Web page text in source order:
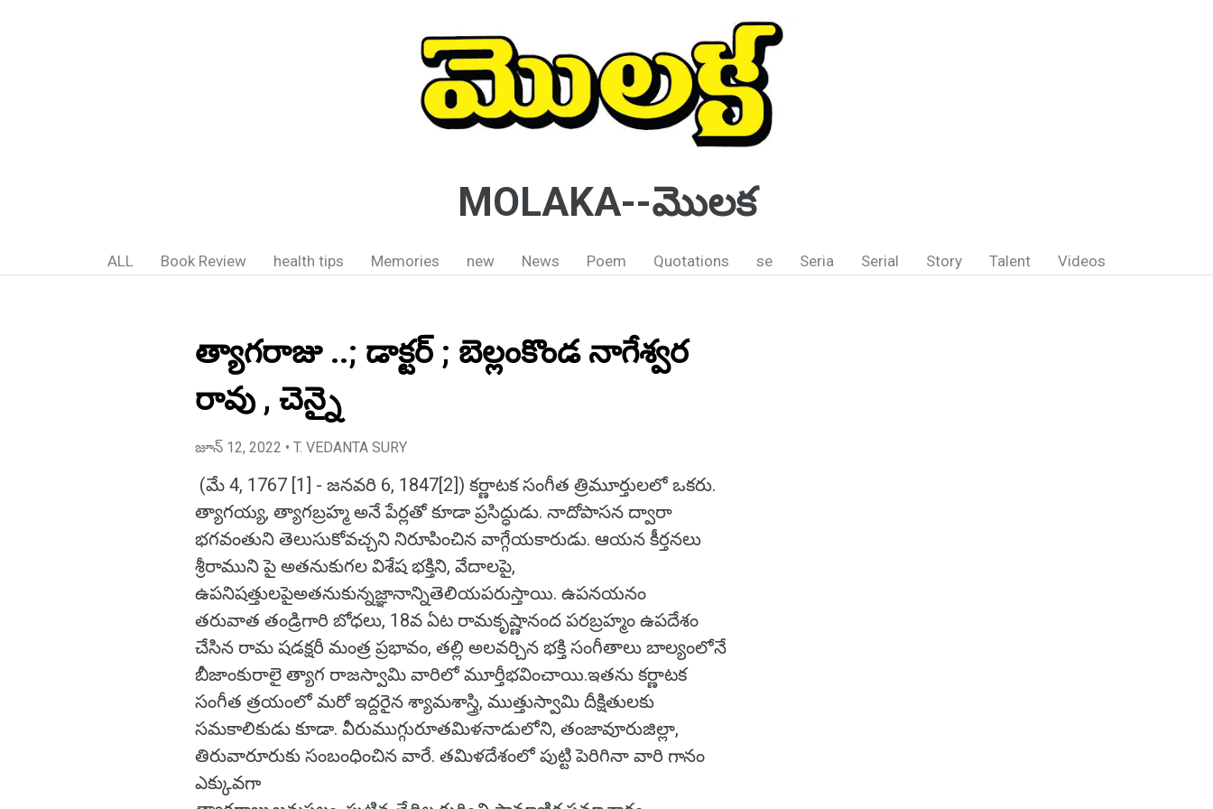
MOLAKA--మొలక
ALL Book Review health tips Memories new News Poem Quotations se Seria Serial Story Talent Videos
త్యాగరాజు ..; డాక్టర్ ; బెల్లంకొండ నాగేశ్వర
రావు , చెన్నై
జూన్ 12, 2022 • T. VEDANTA SURY
(మే 4, 1767 [1] - జనవరి 6, 1847[2]) కర్ణాటక సంగీత త్రిమూర్తులలో ఒకరు.
త్యాగయ్య, త్యాగబ్రహ్మ అనే పేర్లతో కూడా ప్రసిద్ధుడు. నాదోపాసన ద్వారా
భగవంతుని తెలుసుకోవచ్చని నిరూపించిన వాగ్గేయకారుడు. ఆయన కీర్తనలు
శ్రీరాముని పై అతనుకుగల విశేష భక్తిని, వేదాలపై,
ఉపనిషత్తులపైఅతనుకున్నజ్ఞానాన్నితెలియపరుస్తాయి. ఉపనయనం
తరువాత తండ్రిగారి బోధలు, 18వ ఏట రామకృష్ణానంద పరబ్రహ్మం ఉపదేశం
చేసిన రామ షడక్షరీ మంత్ర ప్రభావం, తల్లి అలవర్చిన భక్తి సంగీతాలు బాల్యంలోనే
బీజాంకురాలై త్యాగ రాజస్వామి వారిలో మూర్తీభవించాయి.ఇతను కర్ణాటక
సంగీత త్రయంలో మరో ఇద్దరైన శ్యామశాస్త్రి, ముత్తుస్వామి దీక్షితులకు
సమకాలికుడు కూడా. వీరుముగ్గురూతమిళనాడులోని, తంజావూరుజిల్లా,
తిరువారూరుకు సంబంధించిన వారే. తమిళదేశంలో పుట్టి పెరిగినా వారి గానం
ఎక్కువగా